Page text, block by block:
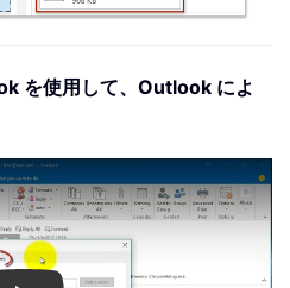
を使用して、Outlook によ